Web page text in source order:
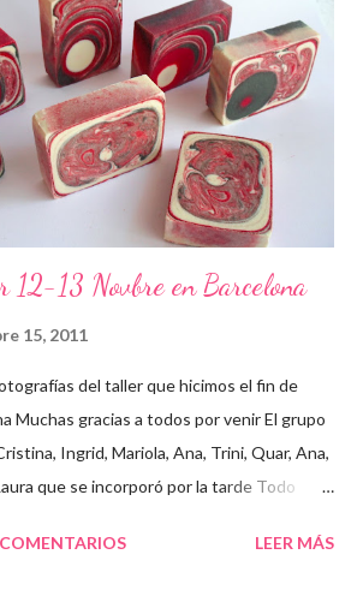
12-13 Novbre en Barcelona
15, 2011
del taller que hicimos el fin de
Muchas gracias a todos por venir El grupo
Ingrid, Mariola, Ana, Trini, Quar, Ana,
que se incorporó por la tarde Todo
para tener claro lo que tenemos que
LEER MÁS